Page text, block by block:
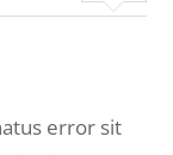
error sit